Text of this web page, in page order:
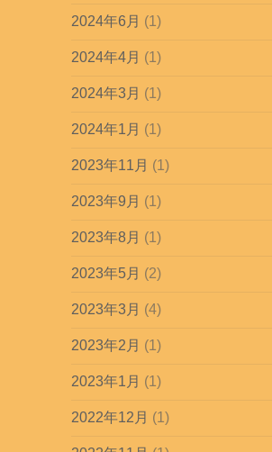
2024年6月 (1)
2024年4月 (1)
2024年3月 (1)
2024年1月 (1)
2023年11月 (1)
2023年9月 (1)
2023年8月 (1)
2023年5月 (2)
2023年3月 (4)
2023年2月 (1)
2023年1月 (1)
2022年12月 (1)